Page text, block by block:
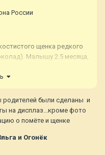
России
щенка редкого
Малышу 2.5 месяца,
РКФ, клеймо,
прививках.
родителей были сделаны и
на дисплаз...кроме фото
о помёте и щенке
и Огонёк